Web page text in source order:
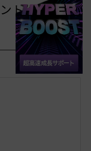
トは？
お 共有する